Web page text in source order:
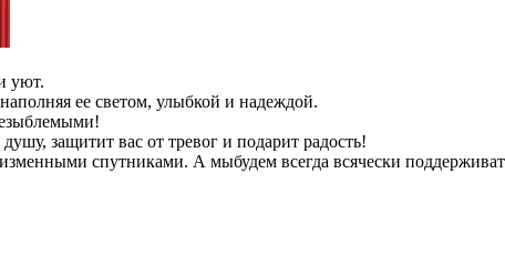
уют.
ее светом, улыбкой и надеждой.
защитит вас от тревог и подарит радость!
спутниками. А мыбудем всегда всячески